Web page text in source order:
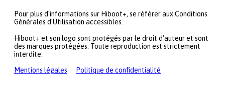
Pour plus d'informations sur Hiboot+, se référer aux Conditions
Générales d'Utilisation accessibles.
Hiboot+ et son logo sont protégés par le droit d'auteur et sont
des marques protégées. Toute reproduction est strictement
interdite.
Mentions légales
Politique de confidentialité